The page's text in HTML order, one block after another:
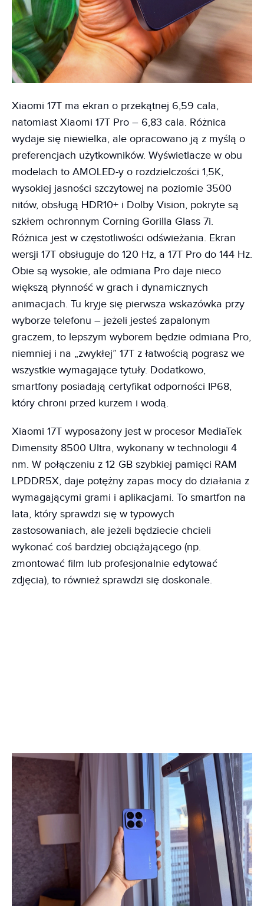
Xiaomi 17T ma ekran o przekątnej 6,59 cala,
natomiast Xiaomi 17T Pro – 6,83 cala. Różnica
wydaje się niewielka, ale opracowano ją z myślą o
preferencjach użytkowników. Wyświetlacze w obu
modelach to AMOLED-y o rozdzielczości 1,5K,
wysokiej jasności szczytowej na poziomie 3500
nitów, obsługą HDR10+ i Dolby Vision, pokryte są
szkłem ochronnym Corning Gorilla Glass 7i.
Różnica jest w częstotliwości odświeżania. Ekran
wersji 17T obsługuje do 120 Hz, a 17T Pro do 144 Hz.
Obie są wysokie, ale odmiana Pro daje nieco
większą płynność w grach i dynamicznych
animacjach. Tu kryje się pierwsza wskazówka przy
wyborze telefonu – jeżeli jesteś zapalonym
graczem, to lepszym wyborem będzie odmiana Pro,
niemniej i na „zwykłej” 17T z łatwością pograsz we
wszystkie wymagające tytuły. Dodatkowo,
smartfony posiadają certyfikat odporności IP68,
który chroni przed kurzem i wodą.
Xiaomi 17T wyposażony jest w procesor MediaTek
Dimensity 8500 Ultra, wykonany w technologii 4
nm. W połączeniu z 12 GB szybkiej pamięci RAM
LPDDR5X, daje potężny zapas mocy do działania z
wymagającymi grami i aplikacjami. To smartfon na
lata, który sprawdzi się w typowych
zastosowaniach, ale jeżeli będziecie chcieli
wykonać coś bardziej obciążającego (np.
zmontować film lub profesjonalnie edytować
zdjęcia), to również sprawdzi się doskonale.